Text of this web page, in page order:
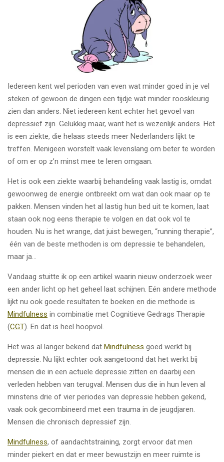
Iedereen kent wel perioden van even wat minder goed in je vel
steken of gewoon de dingen een tijdje wat minder rooskleurig
zien dan anders. Niet iedereen kent echter het gevoel van
depressief zijn. Gelukkig maar, want het is wezenlijk anders. Het
is een ziekte, die helaas steeds meer Nederlanders lijkt te
treffen. Menigeen worstelt vaak levenslang om beter te worden
of om er op z’n minst mee te leren omgaan.
Het is ook een ziekte waarbij behandeling vaak lastig is, omdat
gewoonweg de energie ontbreekt om wat dan ook maar op te
pakken. Mensen vinden het al lastig hun bed uit te komen, laat
staan ook nog eens therapie te volgen en dat ook vol te
houden. Nu is het wrange, dat juist bewegen, “running therapie”,
één van de beste methoden is om depressie te behandelen,
maar ja…
Vandaag stuitte ik op een artikel waarin nieuw onderzoek weer
een ander licht op het geheel laat schijnen. Eén andere methode
lijkt nu ook goede resultaten te boeken en die methode is
Mindfulness in combinatie met Cognitieve Gedrags Therapie
(CGT). En dat is heel hoopvol.
Het was al langer bekend dat Mindfulness goed werkt bij
depressie. Nu lijkt echter ook aangetoond dat het werkt bij
mensen die in een actuele depressie zitten en daarbij een
verleden hebben van terugval. Mensen dus die in hun leven al
minstens drie of vier periodes van depressie hebben gekend,
vaak ook gecombineerd met een trauma in de jeugdjaren.
Mensen die chronisch depressief zijn.
Mindfulness, of aandachtstraining, zorgt ervoor dat men
minder piekert en dat er meer bewustzijn en meer ruimte is